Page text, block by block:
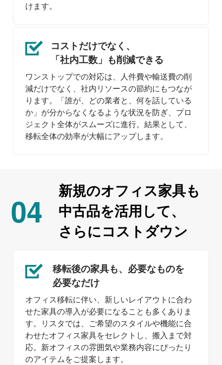
けます。
コストだけでなく、
「社内工数」も削減できる
ワンストップでの対応は、人件費や輸送費の削
減だけでなく、社内リソースの節約にもつなが
ります。「誰が、どの業者と、何を話している
か」が分からなくなるような状況を防ぎ、プロ
ジェクト全体がスムーズに進行。結果として、
移転全体の効率が大幅にアップします。
04 新規のオフィス家具も
中古品を活用して、
さらにコストダウン
移転後の家具も、 必要なものを
必要なだけ
オフィス移転に伴い、新しいレイアウトに合わ
せた家具の導入が必要になることも多くありま
す。リスタでは、ご希望のスタイルや機能に合
わせたオフィス家具をセレクトし、搬入まで対
応。新オフィスの雰囲気や業務内容にぴったり
のアイテムをご提案します。